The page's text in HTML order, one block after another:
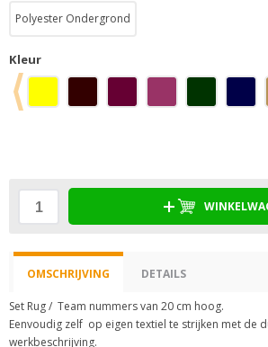
Polyester Ondergrond
Kleur
OMSCHRIJVING DETAILS
Set Rug / Team nummers van 20 cm hoog.
Eenvoudig zelf op eigen textiel te strijken met de
werkbeschrijving.